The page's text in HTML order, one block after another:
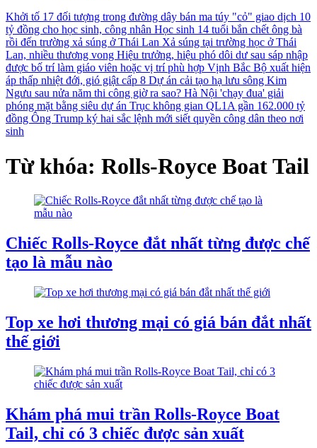
Khởi tố 17 đối tượng trong đường dây bán ma túy "cỏ" giao dịch 10
tỷ đồng cho học sinh, công nhân Học sinh 14 tuổi bắn chết ông bà
rồi đến trường xả súng ở Thái Lan Xả súng tại trường học ở Thái
Lan, nhiều thương vong Hiệu trưởng, hiệu phó dôi dư sau sáp nhập
được bố trí làm giáo viên hoặc vị trí phù hợp Vịnh Bắc Bộ xuất hiện
áp thấp nhiệt đới, gió giật cấp 8 Dự án cải tạo hạ lưu sông Kim
Ngưu sau nửa năm thi công giờ ra sao? Hà Nội 'chạy đua' giải
phóng mặt bằng siêu dự án Trục không gian QL1A gần 162.000 tỷ
đồng Ông Trump ký hai sắc lệnh mới siết quyền công dân theo nơi
sinh
Từ khóa: Rolls-Royce Boat Tail
Chiếc Rolls-Royce đắt nhất từng được chế
tạo là mẫu nào
Top xe hơi thương mại có giá bán đắt nhất
thế giới
Khám phá mui trần Rolls-Royce Boat
Tail, chỉ có 3 chiếc được sản xuất